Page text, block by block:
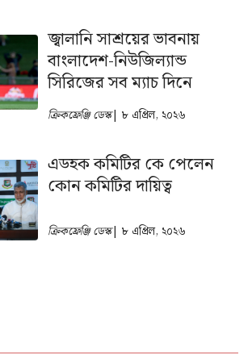
জ্বালানি সাশ্রয়ের ভাবনায়
বাংলাদেশ-নিউজিল্যান্ড
সিরিজের সব ম্যাচ দিনে
ক্রিকফ্রেঞ্জি ডেস্ক| ৮ এপ্রিল, ২০২৬
এডহক কমিটির কে পেলেন
কোন কমিটির দায়িত্ব
ক্রিকফ্রেঞ্জি ডেস্ক| ৮ এপ্রিল, ২০২৬